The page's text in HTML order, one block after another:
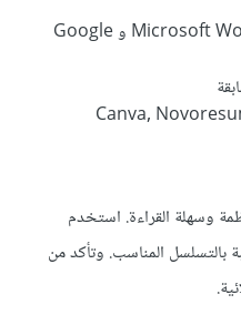
برامج تحرير النصوص مثل: Microsoft Word و Google
وسهلة القراءة. استخدم
بالتسلسل المناسب. وتأكد من